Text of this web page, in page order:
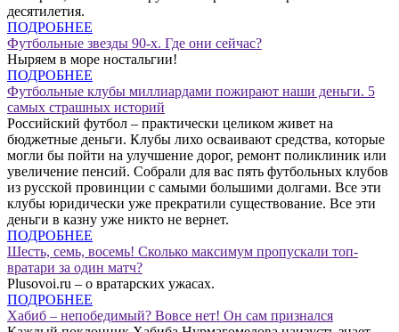
десятилетия.
ПОДРОБНЕЕ
Футбольные звезды 90-х. Где они сейчас?
Ныряем в море ностальгии!
ПОДРОБНЕЕ
Футбольные клубы миллиардами пожирают наши деньги. 5
самых страшных историй
Российский футбол – практически целиком живет на
бюджетные деньги. Клубы лихо осваивают средства, которые
могли бы пойти на улучшение дорог, ремонт поликлиник или
увеличение пенсий. Собрали для вас пять футбольных клубов
из русской провинции с самыми большими долгами. Все эти
клубы юридически уже прекратили существование. Все эти
деньги в казну уже никто не вернет.
ПОДРОБНЕЕ
Шесть, семь, восемь! Сколько максимум пропускали топ-
вратари за один матч?
Plusovoi.ru – о вратарских ужасах.
ПОДРОБНЕЕ
Хабиб – непобедимый? Вовсе нет! Он сам признался